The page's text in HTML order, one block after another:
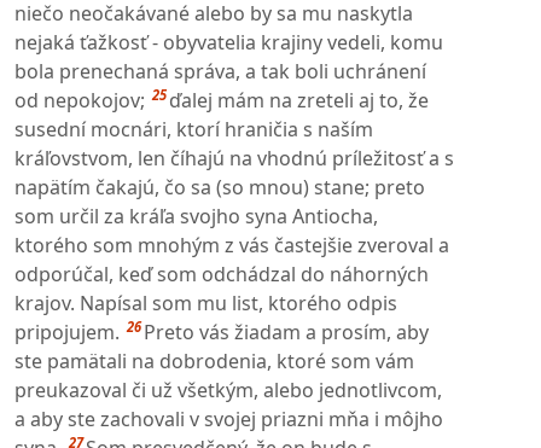
niečo neočakávané alebo by sa mu naskytla
nejaká ťažkosť - obyvatelia krajiny vedeli, komu
bola prenechaná správa, a tak boli uchránení
od nepokojov; 25 ďalej mám na zreteli aj to, že
susední mocnári, ktorí hraničia s naším
kráľovstvom, len číhajú na vhodnú príležitosť a s
napätím čakajú, čo sa (so mnou) stane; preto
som určil za kráľa svojho syna Antiocha,
ktorého som mnohým z vás častejšie zveroval a
odporúčal, keď som odchádzal do náhorných
krajov. Napísal som mu list, ktorého odpis
pripojujem. 26 Preto vás žiadam a prosím, aby
ste pamätali na dobrodenia, ktoré som vám
preukazoval či už všetkým, alebo jednotlivcom,
a aby ste zachovali v svojej priazni mňa i môjho
27